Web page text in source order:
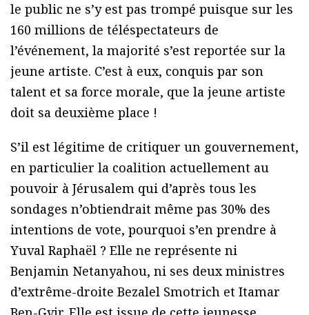
le public ne s’y est pas trompé puisque sur les
160 millions de téléspectateurs de
l’événement, la majorité s’est reportée sur la
jeune artiste. C’est à eux, conquis par son
talent et sa force morale, que la jeune artiste
doit sa deuxième place !
S’il est légitime de critiquer un gouvernement,
en particulier la coalition actuellement au
pouvoir à Jérusalem qui d’après tous les
sondages n’obtiendrait même pas 30% des
intentions de vote, pourquoi s’en prendre à
Yuval Raphaël ? Elle ne représente ni
Benjamin Netanyahou, ni ses deux ministres
d’extrême-droite Bezalel Smotrich et Itamar